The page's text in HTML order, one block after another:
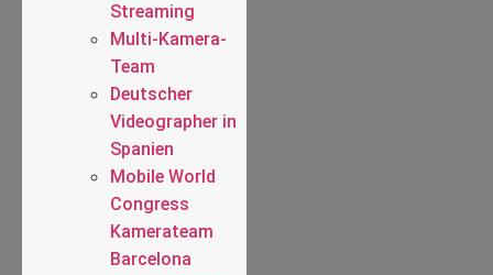
Streaming
Multi-Kamera-
Team
Deutscher
Videographer in
Spanien
Mobile World
Congress
Kamerateam
Barcelona